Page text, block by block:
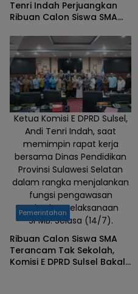
Tenri Indah Perjuangkan
Ribuan Calon Siswa SMA
Siap Kawal ke Kementerian
Ketua Komisi E DPRD Sulsel,
Andi Tenri Indah, saat
memimpin rapat kerja
bersama Dinas Pendidikan
Provinsi Sulawesi Selatan
dalam rangka menjalankan
fungsi pengawasan
terhadap pelaksanaan
SPMB. Selasa (14/7).
Pemerintahan
Ribuan Calon Siswa SMA
Terancam Tak Sekolah,
Komisi E DPRD Sulsel Bakal